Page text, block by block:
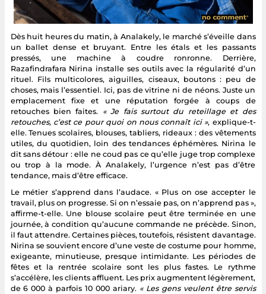
Dès huit heures du matin, à Analakely, le marché s’éveille dans
un ballet dense et bruyant. Entre les étals et les passants
pressés, une machine à coudre ronronne. Derrière,
Razafindrafara Nirina installe ses outils avec la régularité d’un
rituel. Fils multicolores, aiguilles, ciseaux, boutons : peu de
choses, mais l’essentiel. Ici, pas de vitrine ni de néons. Juste un
emplacement fixe et une réputation forgée à coups de
retouches bien faites. « Je fais surtout du reteillage et des
retouches, c’est ce pour quoi on nous connaît ici », explique-t-
elle. Tenues scolaires, blouses, tabliers, rideaux : des vêtements
utiles, du quotidien, loin des tendances éphémères. Nirina le
dit sans détour : elle ne coud pas ce qu’elle juge trop complexe
ou trop à la mode. À Analakely, l’urgence n’est pas d’être
tendance, mais d’être efficace.
Le métier s’apprend dans l’audace. « Plus on ose accepter le
travail, plus on progresse. Si on n’essaie pas, on n’apprend pas »,
affirme-t-elle. Une blouse scolaire peut être terminée en une
journée, à condition qu’aucune commande ne précède. Sinon,
il faut attendre. Certaines pièces, toutefois, résistent davantage.
Nirina se souvient encore d’une veste de costume pour homme,
exigeante, minutieuse, presque intimidante. Les périodes de
fêtes et la rentrée scolaire sont les plus fastes. Le rythme
s’accélère, les clients affluent. Les prix augmentent légèrement,
de 6 000 à parfois 10 000 ariary. « Les gens veulent être servis